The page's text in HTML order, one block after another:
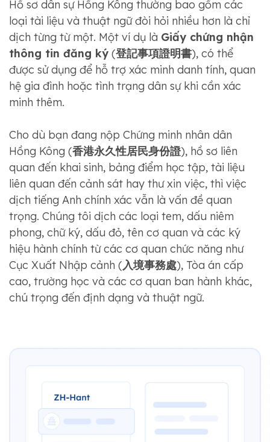
Hồ sơ dân sự Hồng Kông thường bao gồm các
loại tài liệu và thuật ngữ đòi hỏi nhiều hơn là chỉ
dịch từng từ một. Một ví dụ là Giấy chứng nhận
thông tin đăng ký(登記事項證明書), có thể
được sử dụng để hỗ trợ xác minh danh tính, quan
hệ gia đình hoặc tình trạng dân sự khi cần xác
minh thêm.
Cho dù bạn đang nộp Chứng minh nhân dân
Hồng Kông (香港永久性居民身份證), hồ sơ liên
quan đến khai sinh, bảng điểm học tập, tài liệu
liên quan đến cảnh sát hay thư xin việc, thì việc
dịch tiếng Anh chính xác vẫn là vấn đề quan
trọng. Chúng tôi dịch các loại tem, dấu niêm
phong, chữ ký, dấu đỏ, tên cơ quan và các ký
hiệu hành chính từ các cơ quan chức năng như
Cục Xuất Nhập cảnh (入境事務處), Tòa án cấp
cao, trường học và các cơ quan ban hành khác,
chú trọng đến định dạng và thuật ngữ.